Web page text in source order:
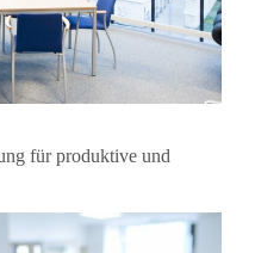
für produktive und